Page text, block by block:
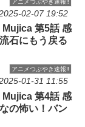
02-07 19:52
アニメつぶやき速報‼︎
第5話 感
石にもう戻る
01-31 11:55
第4話 感
の怖い！バン